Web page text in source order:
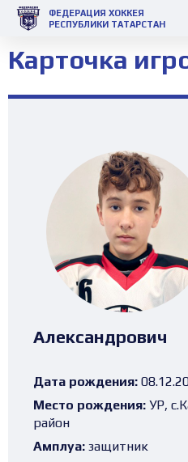
ФЕДЕРАЦИЯ ХОККЕЯ
РЕСПУБЛИКИ ТАТАРСТАН
Карточка
Александрович
Дата рождения:
Место рождения: УР,
район
Амплуа: защитник